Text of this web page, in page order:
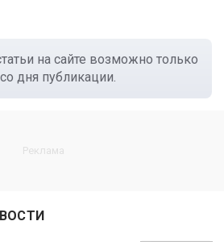
на сайте возможно только
дня публикации.